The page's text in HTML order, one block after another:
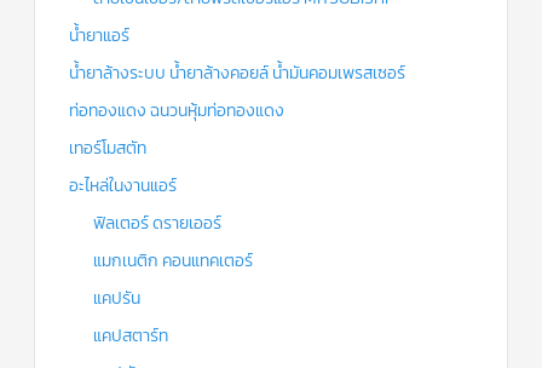
น้ำยาแอร์
น้ำยาล้างระบบ น้ำยาล้างคอยล์ น้ำมันคอมเพรสเซอร์
ท่อทองแดง ฉนวนหุ้มท่อทองแดง
เทอร์โมสตัท
อะไหล่ในงานแอร์
ฟิลเตอร์ ดรายเออร์
แมกเนติก คอนแทคเตอร์
แคปรัน
แคปสตาร์ท